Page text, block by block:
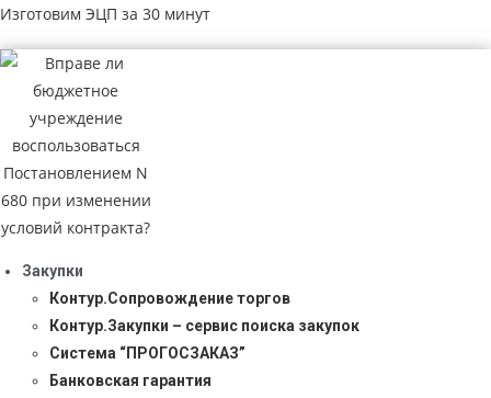
Изготовим ЭЦП за 30 минут
Закупки
Контур.Сопровождение торгов
Контур.Закупки – сервис поиска закупок
Система “ПРОГОСЗАКАЗ”
Банковская гарантия